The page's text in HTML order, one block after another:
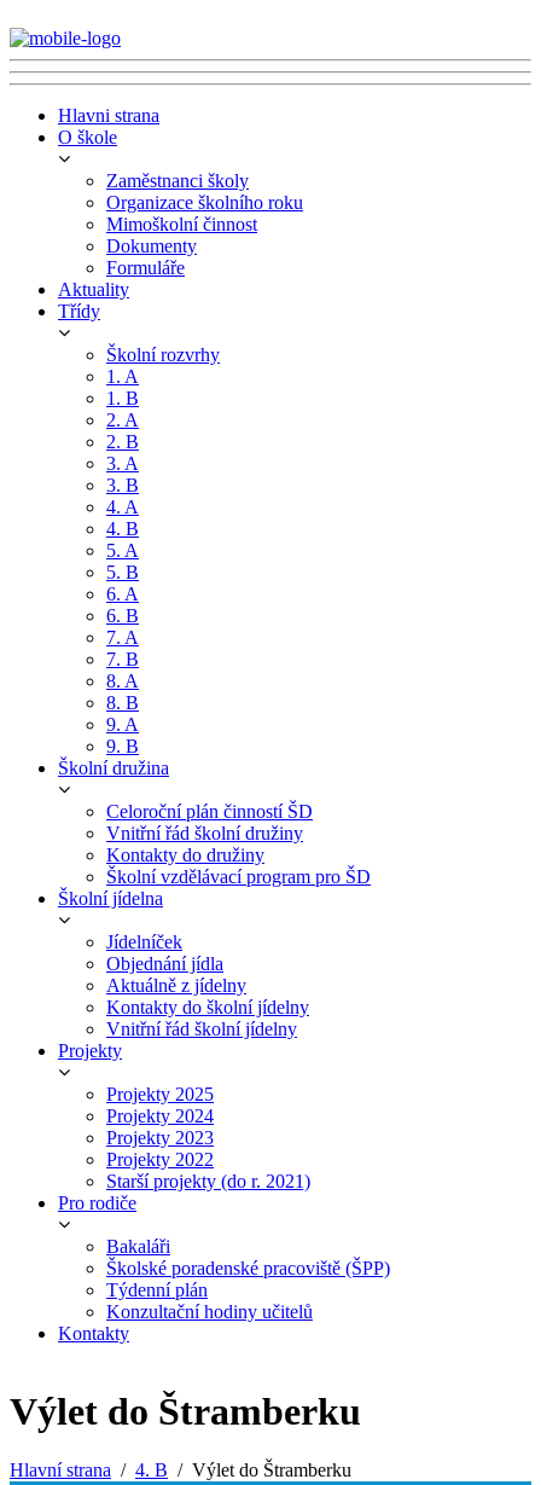
Hlavni strana
O škole
Zaměstnanci školy
Organizace školního roku
Mimoškolní činnost
Dokumenty
Formuláře
Aktuality
Třídy
Školní rozvrhy
1. A
1. B
2. A
2. B
3. A
3. B
4. A
4. B
5. A
5. B
6. A
6. B
7. A
7. B
8. A
8. B
9. A
9. B
Školní družina
Celoroční plán činností ŠD
Vnitřní řád školní družiny
Kontakty do družiny
Školní vzdělávací program pro ŠD
Školní jídelna
Jídelníček
Objednání jídla
Aktuálně z jídelny
Kontakty do školní jídelny
Vnitřní řád školní jídelny
Projekty
Projekty 2025
Projekty 2024
Projekty 2023
Projekty 2022
Starší projekty (do r. 2021)
Pro rodiče
Bakaláři
Školské poradenské pracoviště (ŠPP)
Týdenní plán
Konzultační hodiny učitelů
Kontakty
Výlet do Štramberku
Hlavní strana 4. B Výlet do Štramberku